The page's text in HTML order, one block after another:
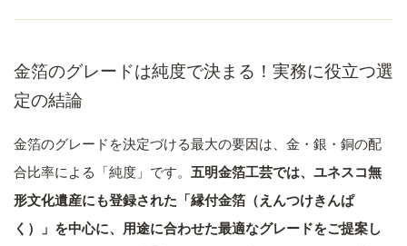
金箔のグレードは純度で決まる！実務に役立つ選
定の結論
金箔のグレードを決定づける最大の要因は、金・銀・銅の配
合比率による「純度」です。 五明金箔工芸では、ユネスコ無
形文化遺産にも登録された「縁付金箔（えんつけきんぱ
く）」を中心に、用途に合わせた最適なグレードをご提案し